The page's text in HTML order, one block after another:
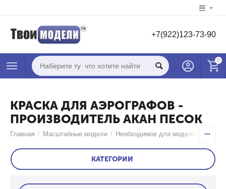
+7(922)123-73-90
0
КРАСКА ДЛЯ АЭРОГРАФОВ -
ПРОИЗВОДИТЕЛЬ АКАН ПЕСОК
Главная / Масштабные модели / Необходимое для моделей
КАТЕГОРИИ